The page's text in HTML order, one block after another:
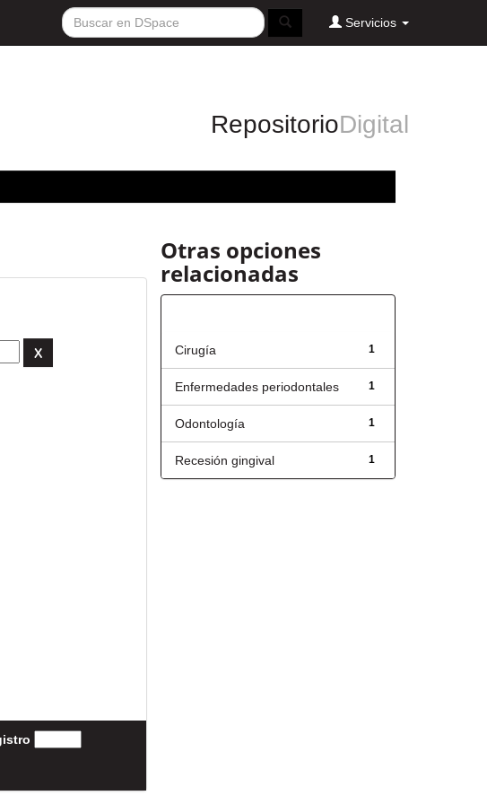
Servicios
RepositorioDigital
Otras opciones
relacionadas
1
Cirugía
1
Enfermedades periodontales
1
Odontología
1
Recesión gingival